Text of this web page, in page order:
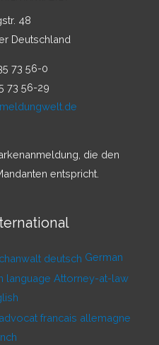
48
Deutschland
73 56-0
73 56-29
die den
entspricht.
German